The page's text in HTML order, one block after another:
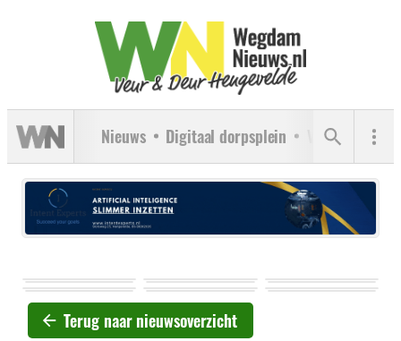
Nieuws Digitaal dorpsplein Verenigingen
Terug naar nieuwsoverzicht